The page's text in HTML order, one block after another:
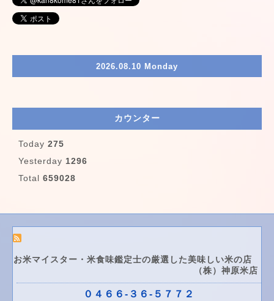
2026.08.10 Monday
カウンター
Today 275
Yesterday 1296
Total 659028
お米マイスター・米食味鑑定士の厳選した美味しい米の店
（株）神原米店
０４６６-３６-５７７２